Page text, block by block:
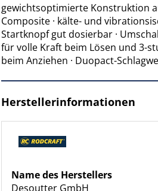
gewichtsoptimierte Konstruktion
Composite · kälte- und
Startknopf gut dosierbar ·
für volle Kraft beim Lösen und 3-
beim Anziehen · Duopact-
Herstellerinformationen
Name des Herstellers
Desoutter GmbH